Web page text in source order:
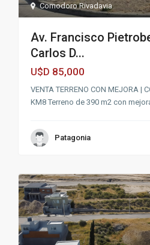
Comodoro Rivadavia
Av. Francisco
Carlos D...
U$D 85,000
VENTA TERRENO CON MEJORA |
KM8 Terreno de 390 m2 con
Patagonia